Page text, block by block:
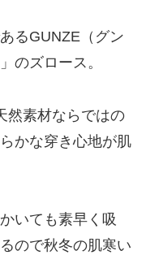
るGUNZE（グン
のズロース。
然素材ならではの
かな穿き心地が肌
いても素早く吸
ので秋冬の肌寒い